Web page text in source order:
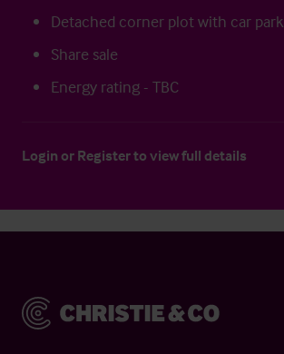
Detached corner plot with car park
Share sale
Energy rating - TBC
Login or Registerto view full details